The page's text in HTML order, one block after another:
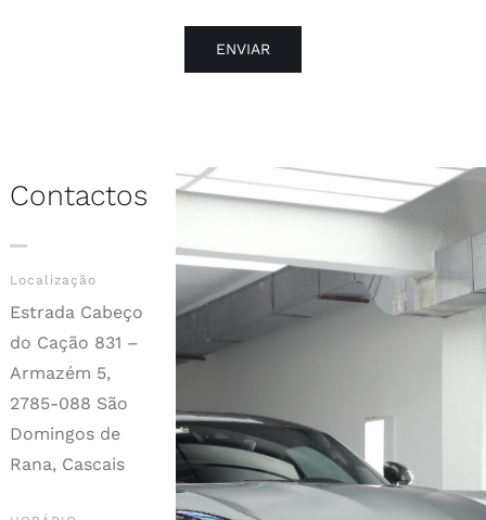
ENVIAR
Contactos
Localização
Estrada Cabeço
do Cação 831 –
Armazém 5,
2785-088 São
Domingos de
Rana, Cascais